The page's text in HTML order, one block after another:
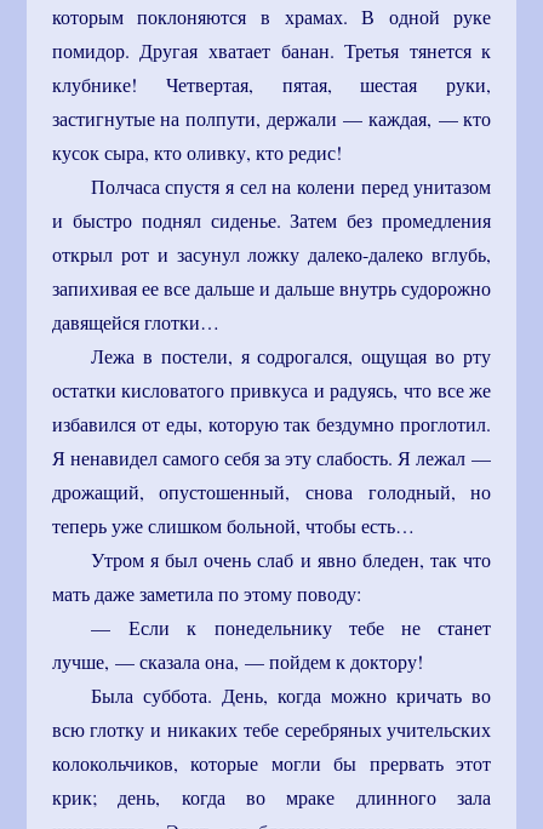
которым поклоняются в храмах. В одной руке
помидор. Другая хватает банан. Третья тянется к
клубнике! Четвертая, пятая, шестая руки,
застигнутые на полпути, держали — каждая, — кто
кусок сыра, кто оливку, кто редис!
Полчаса спустя я сел на колени перед унитазом
и быстро поднял сиденье. Затем без промедления
открыл рот и засунул ложку далеко-далеко вглубь,
запихивая ее все дальше и дальше внутрь судорожно
давящейся глотки…
Лежа в постели, я содрогался, ощущая во рту
остатки кисловатого привкуса и радуясь, что все же
избавился от еды, которую так бездумно проглотил.
Я ненавидел самого себя за эту слабость. Я лежал —
дрожащий, опустошенный, снова голодный, но
теперь уже слишком больной, чтобы есть…
Утром я был очень слаб и явно бледен, так что
мать даже заметила по этому поводу:
— Если к понедельнику тебе не станет
лучше, — сказала она, — пойдем к доктору!
Была суббота. День, когда можно кричать во
всю глотку и никаких тебе серебряных учительских
колокольчиков, которые могли бы прервать этот
крик; день, когда во мраке длинного зала